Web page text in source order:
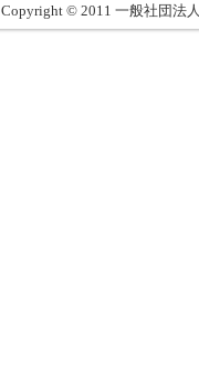
Copyright © 2011 一般社団法